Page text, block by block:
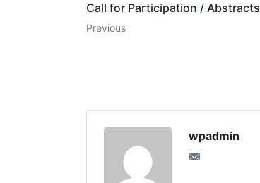
Call for Participation / Abstracts
Previous
wpadmin